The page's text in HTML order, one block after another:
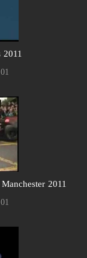
2011 Dubai Airshow and Aerobatics
01 كانون الثاني 2013, 12:00 ص
2011 Jenson Button McLaren F1 Road Show in Manchester
01 كانون الثاني 2013, 12:00 ص